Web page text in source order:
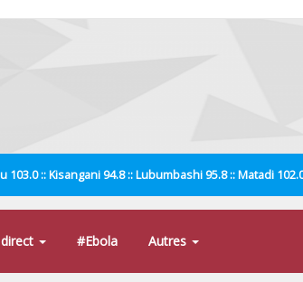
103.0 :: Kisangani 94.8 :: Lubumbashi 95.8 :: Matadi
#Ebola Autres